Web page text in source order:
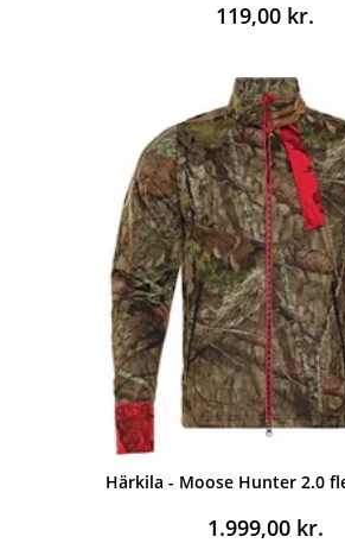
119,00 kr.
Härkila - Moose Hunter 2.0
1.999,00 kr.